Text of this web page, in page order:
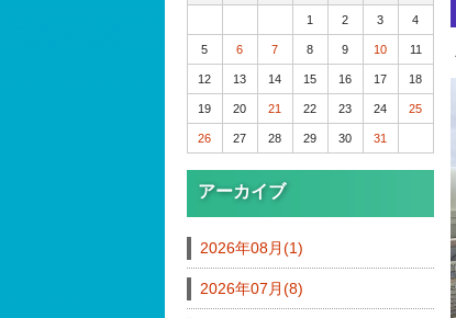
1 2 3 4
5 6 7 8 9 10 11
12 13 14 15 16 17 18
19 20 21 22 23 24 25
26 27 28 29 30 31
アーカイブ
2026年08月(1)
2026年07月(8)